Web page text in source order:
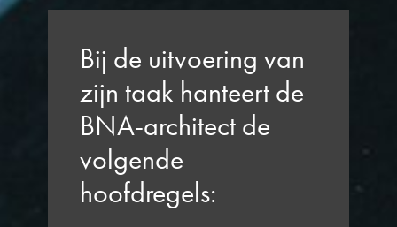
Bij de uitvoering van
zijn taak hanteert de
BNA-architect de
volgende
hoofdregels: